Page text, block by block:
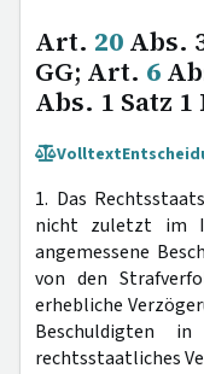
Art. 20 Abs.
GG; Art. 6
Abs. 1 Satz 1
Volltext
1. Das
nicht zuletzt im
angemessene
von den
erhebliche
Beschuldigten
rechtsstaatliches